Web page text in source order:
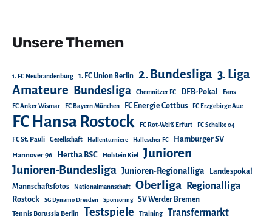
Unsere Themen
1. FC Neubrandenburg 1. FC Union Berlin 2. Bundesliga 3. Liga
Amateure Bundesliga Chemnitzer FC DFB-Pokal Fans
FC Anker Wismar FC Bayern München FC Energie Cottbus FC Erzgebirge Aue
FC Hansa Rostock FC Rot-Weiß Erfurt FC Schalke 04
FC St. Pauli Gesellschaft Hallenturniere Hallescher FC Hamburger SV
Hannover 96 Hertha BSC Holstein Kiel Junioren
Junioren-Bundesliga Junioren-Regionalliga
Landespokal
Mannschaftsfotos
Nationalmannschaft Oberliga Regionalliga
Rostock SG Dynamo Dresden Sponsoring SV Werder Bremen
Tennis Borussia Berlin Testspiele Training Transfermarkt